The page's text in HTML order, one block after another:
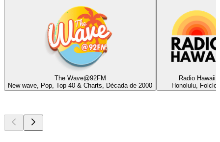
The Wave@92FM
New wave, Pop, Top 40 & Charts, Década de 2000
Radio Hawaii
Honolulu,